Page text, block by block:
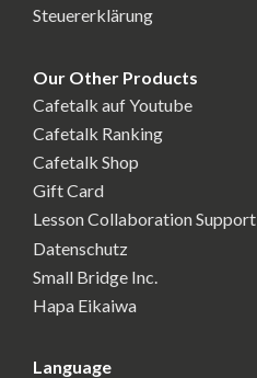
Steuererklärung
Our Other Products
Cafetalk auf Youtube
Cafetalk Ranking
Cafetalk Shop
Gift Card
Lesson Collaboration Support
Datenschutz
Small Bridge Inc.
Hapa Eikaiwa
Language